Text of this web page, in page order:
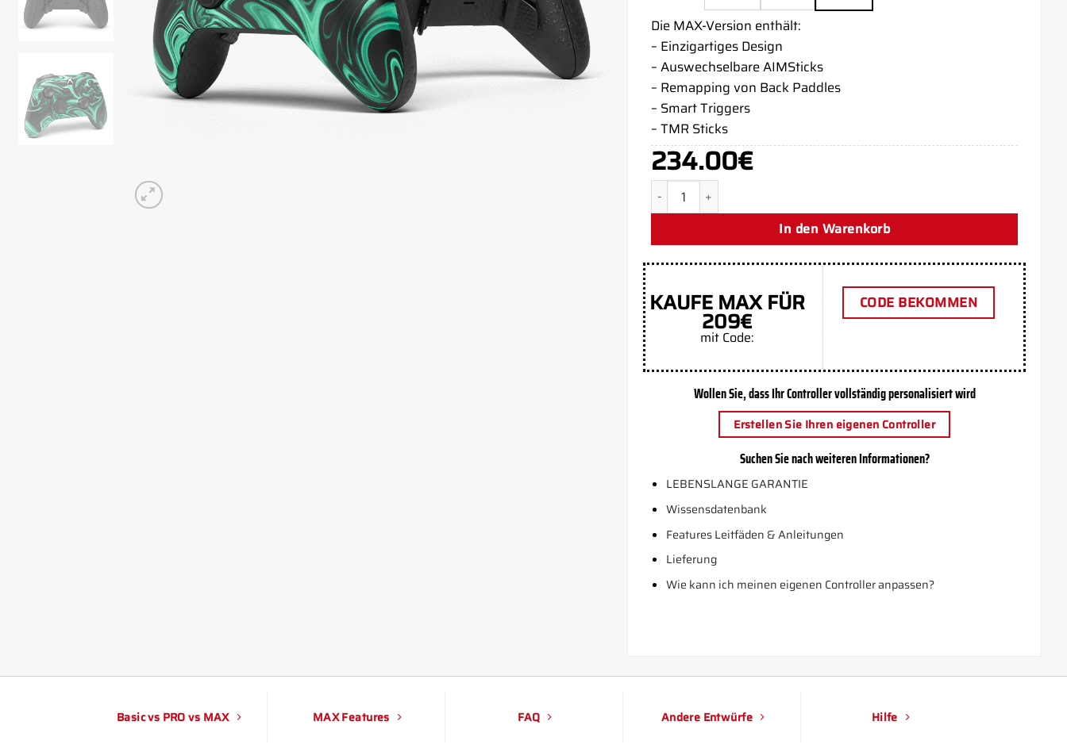
Die MAX-Version enthält:
– Einzigartiges Design
– Auswechselbare AIMSticks
– Remapping von Back Paddles
– Smart Triggers
– TMR Sticks
234.00€
Aim Caustic Green Xbox Series X Controller Menge
In den Warenkorb
KAUFE MAX FÜR
209€
mit Code:
CODE BEKOMMEN
Wollen Sie, dass Ihr Controller vollständig personalisiert wird
Erstellen Sie Ihren eigenen Controller
Suchen Sie nach weiteren Informationen?
LEBENSLANGE GARANTIE
Wissensdatenbank
Features Leitfäden & Anleitungen
Lieferung
Wie kann ich meinen eigenen Controller anpassen?
Basic vs PRO vs MAX MAX Features FAQ Andere Entwürfe Hilfe